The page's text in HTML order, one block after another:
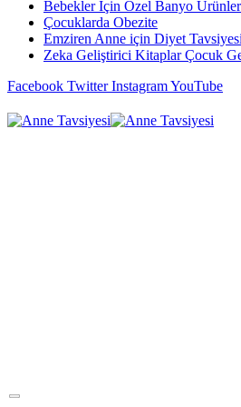
Bebekler İçin Özel Banyo
Çocuklarda Obezite
Emziren Anne için Diyet Tavsiyesi
Zeka Geliştirici Kitaplar Çocuk
Facebook Twitter InstagramYouTube